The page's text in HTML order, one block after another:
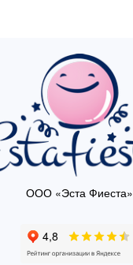
ООО «Эста Фиеста»